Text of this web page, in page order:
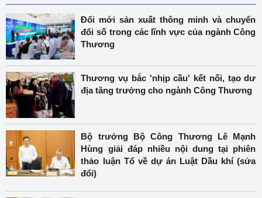
Đổi mới sản xuất thông minh và chuyển
đổi số trong các lĩnh vực của ngành Công
Thương
Thương vụ bắc 'nhịp cầu' kết nối, tạo dư
địa tăng trưởng cho ngành Công Thương
Bộ trưởng Bộ Công Thương Lê Mạnh
Hùng giải đáp nhiều nội dung tại phiên
thảo luận Tổ về dự án Luật Dầu khí (sửa
đổi)